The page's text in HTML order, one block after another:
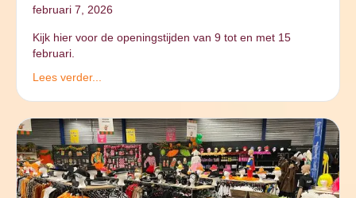
februari 7, 2026
Kijk hier voor de openingstijden van 9 tot en met 15
februari.
Lees verder...